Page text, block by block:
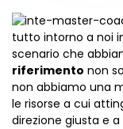
tutto intorno a noi
scenario che
riferimento non
non abbiamo una
le risorse a cui
direzione giusta e